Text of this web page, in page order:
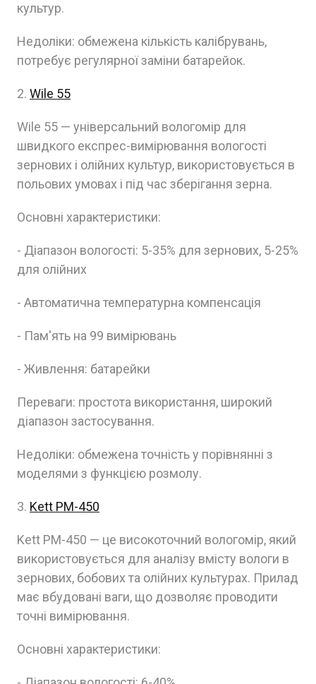
культур.
Недоліки: обмежена кількість калібрувань,
потребує регулярної заміни батарейок.
2. Wile 55
Wile 55 — універсальний вологомір для
швидкого експрес-вимірювання вологості
зернових і олійних культур, використовується в
польових умовах і під час зберігання зерна.
Основні характеристики:
- Діапазон вологості: 5-35% для зернових, 5-25%
для олійних
- Автоматична температурна компенсація
- Пам'ять на 99 вимірювань
- Живлення: батарейки
Переваги: простота використання, широкий
діапазон застосування.
Недоліки: обмежена точність у порівнянні з
моделями з функцією розмолу.
3. Kett PM-450
Kett PM-450 — це високоточний вологомір, який
використовується для аналізу вмісту вологи в
зернових, бобових та олійних культурах. Прилад
має вбудовані ваги, що дозволяє проводити
точні вимірювання.
Основні характеристики: